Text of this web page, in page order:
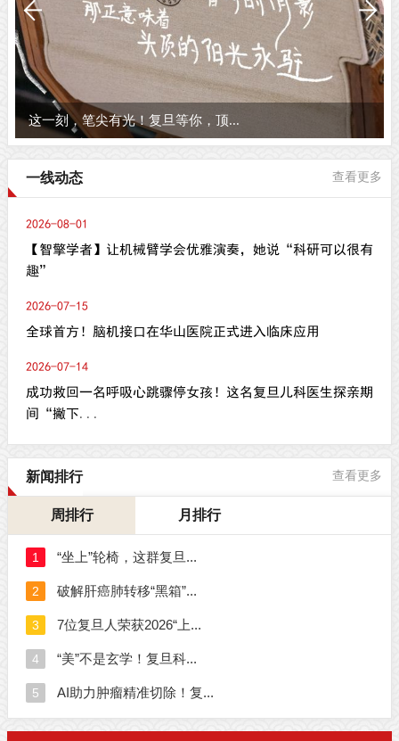
这一刻，笔尖有光！复旦等你，顶...
一线动态 查看更多
2026-08-01
【智擎学者】让机械臂学会优雅演奏，她说“科研可以很有
趣”
2026-07-15
全球首方！脑机接口在华山医院正式进入临床应用
2026-07-14
成功救回一名呼吸心跳骤停女孩！这名复旦儿科医生探亲期
间“撇下...
新闻排行 查看更多
周排行 月排行